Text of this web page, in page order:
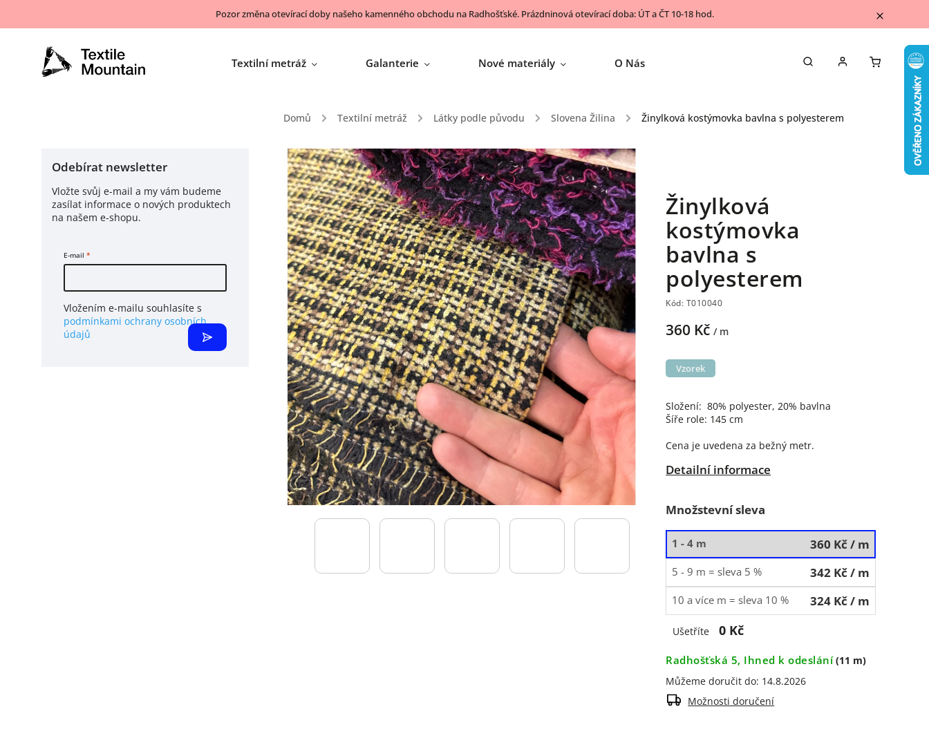
Pozor změna otevírací doby našeho kamenného obchodu na Radhošťské. Prázdninová otevírací doba: ÚT a ČT 10-18 hod.
Textilní metráž Galanterie Nové materiály O Nás Kontakty Blog
Domů / Textilní metráž / Látky podle původu / Slovena Žilina / Žinylková kostýmovka bavlna s polyesterem
Odebírat newsletter
Vložte svůj e-mail a my vám budeme
zasílat informace o nových produktech
na našem e-shopu.
E-mail
Vložením e-mailu souhlasíte s
podmínkami ochrany osobních
údajů
Žinylková
kostýmovka
bavlna s
polyesterem
Kód: T010040
360 Kč/ m
Složení: 80% polyester, 20% bavlna
Šíře role: 145 cm
Cena je uvedena za bežný metr.
Detailní informace
Vzorek
Množstevní sleva
1 - 4 m 360 Kč/ m
5 - 9 m = sleva 5 % 342 Kč/ m
10 a více m = sleva 10 % 324 Kč/ m
Ušetříte 0 Kč
Radhošťská 5, Ihned k odeslání (11 m)
Můžeme doručit do: 14.8.2026
Možnosti doručení